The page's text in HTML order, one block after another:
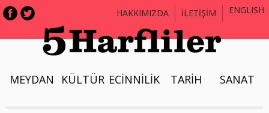
HAKKIMIZDA İLETİŞİM ENGLISH
MEYDAN KÜLTÜR ECİNNİLİK TARİH SANAT